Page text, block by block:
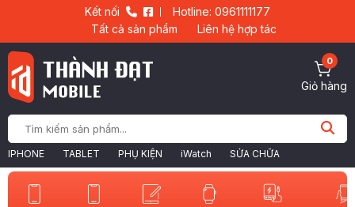
Kết nối
Hotline: 0961111177
Tất cả sản phẩm
Liên hệ hợp tác
IPHONE TABLET PHỤ KIỆN iWatch SỬA CHỮA
0
Giỏ hàng